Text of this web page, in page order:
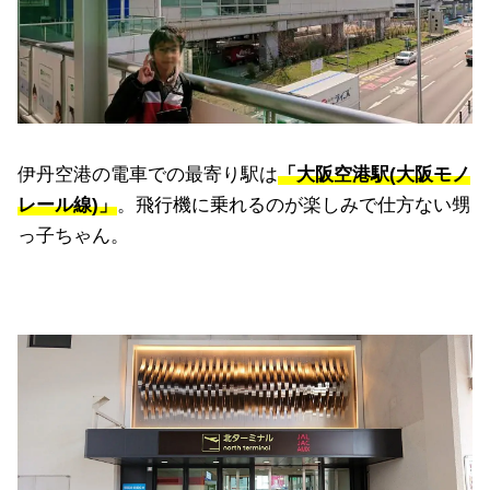
伊丹空港の電車での最寄り駅は「大阪空港駅(大阪モノ
レール線)」。飛行機に乗れるのが楽しみで仕方ない甥
っ子ちゃん。